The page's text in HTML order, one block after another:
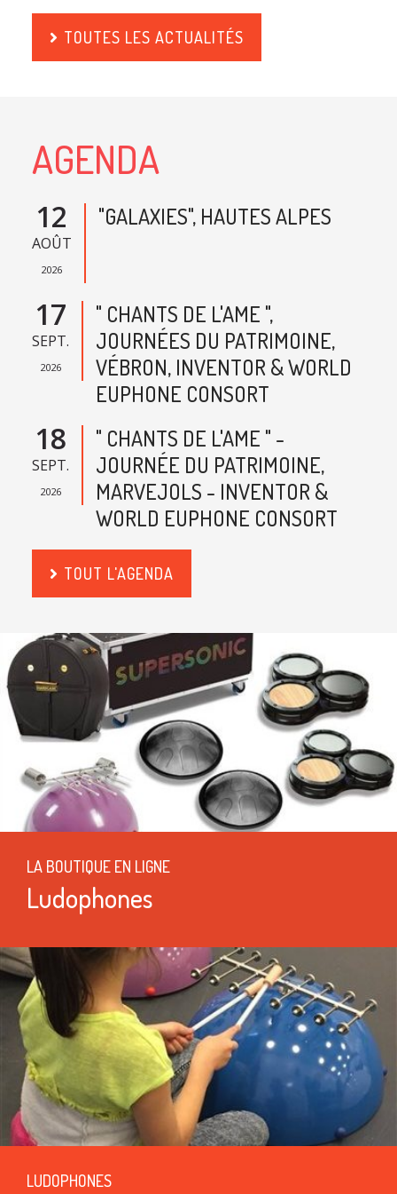
TOUTES LES ACTUALITÉS
AGENDA
12
AOÛT
2026
"GALAXIES", HAUTES ALPES
17
SEPT.
2026
" CHANTS DE L'AME ",
JOURNÉES DU PATRIMOINE,
VÉBRON, INVENTOR & WORLD
EUPHONE CONSORT
18
SEPT.
2026
" CHANTS DE L'AME " -
JOURNÉE DU PATRIMOINE,
MARVEJOLS - INVENTOR &
WORLD EUPHONE CONSORT
TOUT L'AGENDA
LA BOUTIQUE EN LIGNE
Ludophones
LUDOPHONES